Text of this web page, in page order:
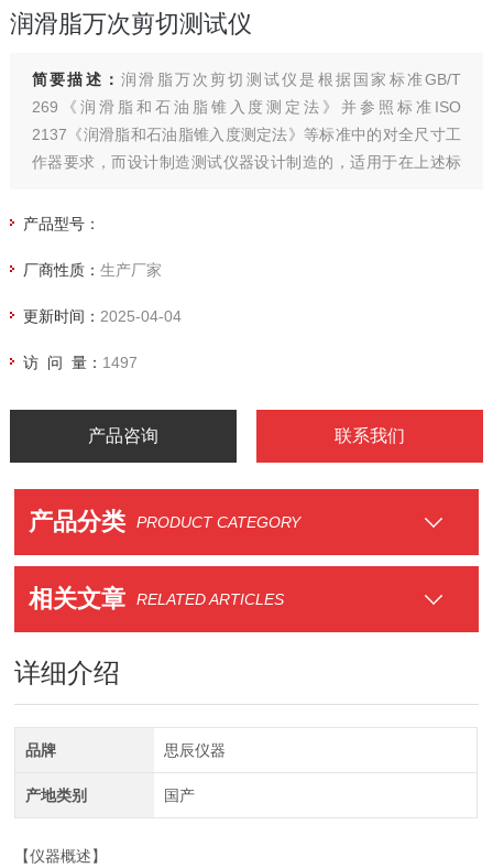
润滑脂万次剪切测试仪
简要描述：润滑脂万次剪切测试仪是根据国家标准GB/T
269《润滑脂和石油脂锥入度测定法》并参照标准ISO
2137《润滑脂和石油脂锥入度测定法》等标准中的对全尺寸工
作器要求，而设计制造测试仪器设计制造的，适用于在上述标
行60次或10万次剪切试验的测定。
产品型号：
厂商性质： 生产厂家
更新时间： 2025-04-04
访 问 量： 1497
产品咨询 联系我们
产品分类 PRODUCT CATEGORY
相关文章 RELATED ARTICLES
详细介绍
品牌 思辰仪器
产地类别 国产
【仪器概述】